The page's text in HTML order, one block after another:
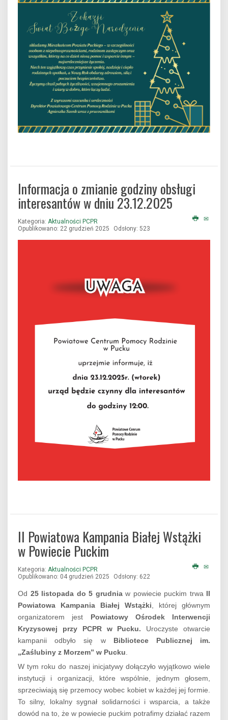
Informacja o zmianie godziny obsługi
interesantów w dniu 23.12.2025
Kategoria: Aktualności PCPR
Opublikowano: 22 grudzień 2025
Odsłony: 523
II Powiatowa Kampania Białej Wstążki
w Powiecie Puckim
Kategoria: Aktualności PCPR
Opublikowano: 04 grudzień 2025
Odsłony: 622
Od 25 listopada do 5 grudniaw powiecie puckim trwa II
Powiatowa Kampania Białej Wstążki , której głównym
organizatorem jest Powiatowy Ośrodek Interwencji
Kryzysowej przy PCPR w Pucku. Uroczyste otwarcie
kampanii odbyło się w Bibliotece Publicznej im.
„Zaślubiny z Morzem” w Pucku
W tym roku do naszej inicjatywy dołączyło wyjątkowo wiele
instytucji i organizacji, które wspólnie, jednym głosem,
sprzeciwiają się przemocy wobec kobiet w każdej jej formie.
To silny, lokalny sygnał solidarności i wsparcia, a także
dowód na to, że w powiecie puckim potrafimy działać razem